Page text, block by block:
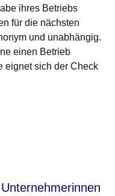
ihres Betriebs
für die nächsten
und unabhängig.
einen Betrieb
eignet sich der Check